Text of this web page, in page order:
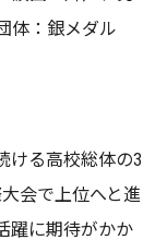
体：銀メダル
ける高校総体の3
会で上位へと進
躍に期待がかか